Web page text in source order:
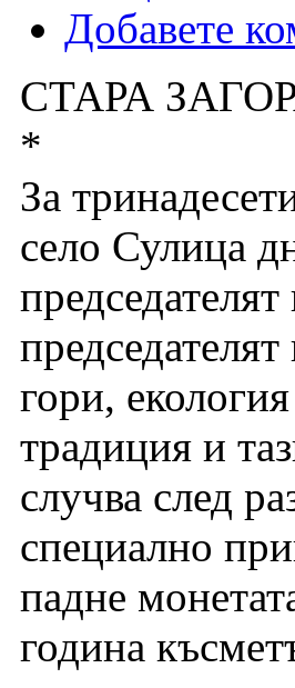
Добавете
СТАРА
*
За
село Сулица
гори,
традиция и
случва след
специално
падне
година